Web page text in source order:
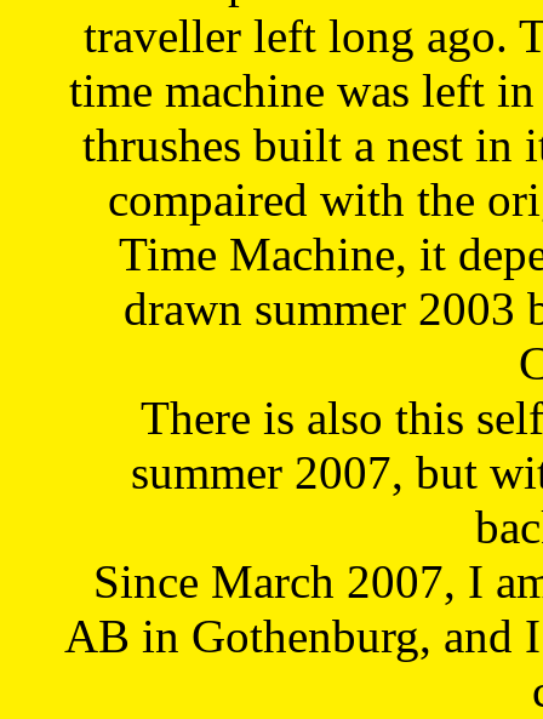
traveller left long ago.
time machine was left
thrushes built a nest in
compaired with the
Time Machine, it
drawn summer 2003
There is also this
summer 2007, but
Since March 2007, I
AB in Gothenburg, and